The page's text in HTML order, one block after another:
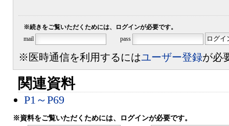
※続きをご覧いただくためには、ログインが必要です。
mail
pass
※医時通信を利用するにはユーザー登録が必
関連資料
P1～P69
※資料をご覧いただくためには、ログインが必要です。